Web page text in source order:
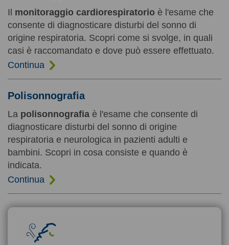
Il monitoraggio cardiorespiratorio è l'esame che
consente di diagnosticare disturbi del sonno di
origine respiratoria. Scopri come si svolge, in quali
casi è raccomandato e dove può essere effettuato.
Continua
Polisonnografia
La polisonnografia è l'esame che consente di
diagnosticare disturbi del sonno di origine
respiratoria e neurologica in pazienti adulti e
bambini. Scopri in cosa consiste e quando è
indicata.
Continua